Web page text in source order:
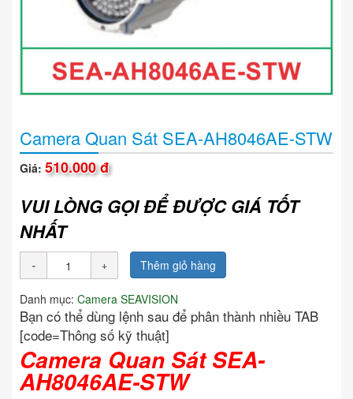
Camera Quan Sát SEA-AH8046AE-STW
Giá: 510.000 đ
VUI LÒNG GỌI ĐỂ ĐƯỢC GIÁ TỐT
NHẤT
Thêm giỏ hàng
Danh mục: Camera SEAVISION
Bạn có thể dùng lệnh sau để phân thành nhiều TAB
[code=Thông số kỹ thuật]
Camera Quan Sát SEA-
AH8046AE-STW